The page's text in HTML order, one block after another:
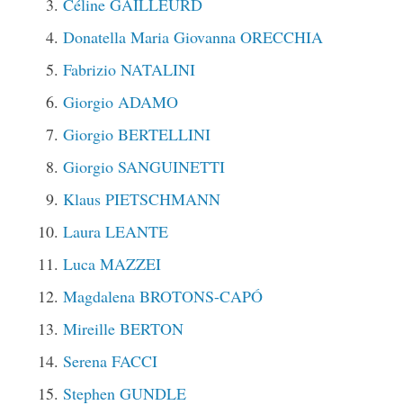
Donatella Maria Giovanna ORECCHIA
Fabrizio NATALINI
Giorgio ADAMO
Giorgio BERTELLINI
Giorgio SANGUINETTI
Klaus PIETSCHMANN
Laura LEANTE
Luca MAZZEI
Magdalena BROTONS-CAPÓ
Mireille BERTON
Serena FACCI
Stephen GUNDLE